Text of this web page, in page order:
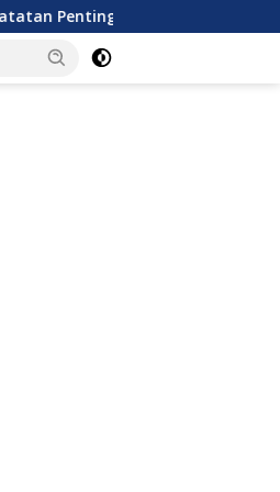
Perda Pajak dan